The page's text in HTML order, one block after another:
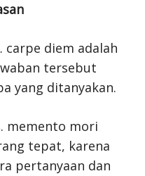
carpe diem adalah
tersebut
yang ditanyakan.
memento mori
tepat, karena
pertanyaan dan